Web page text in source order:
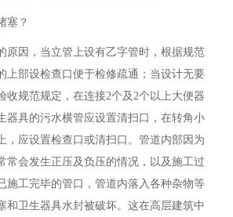
塞？
原因，当立管上设有乙字管时，根据规范
上部设检查口便于检修疏通；当设计无要
收规范规定，在连接2个及2个以上大便器
器具的污水横管应设置清扫口，在转角小
，应设置检查口或清扫口。管道内部因为
常会发生正压及负压的情况，以及施工过
施工完毕的管口，管道内落入各种杂物等
和卫生器具水封被破坏。这在高层建筑中